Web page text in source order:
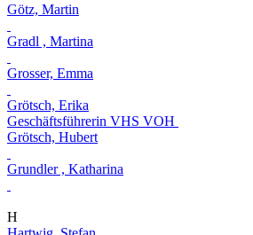
Götz, Martin
Gradl , Martina
Grosser, Emma
Grötsch, Erika
Geschäftsführerin VHS VOH
Grötsch, Hubert
Grundler , Katharina
H